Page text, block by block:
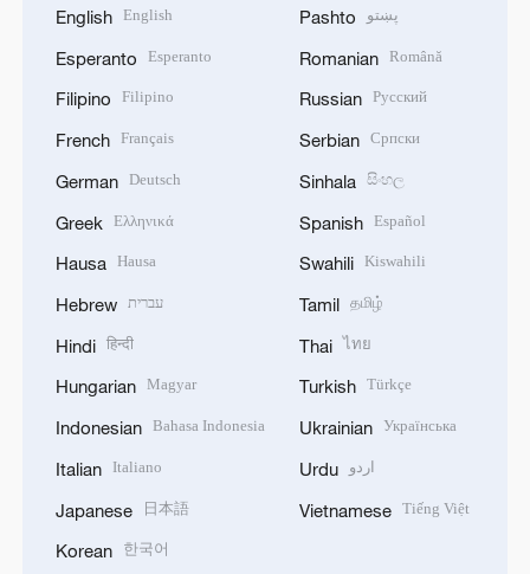
English English
Esperanto Esperanto
Filipino Filipino
French Français
German Deutsch
Greek Ελληνικά
Hausa Hausa
Hebrew עברית
Hindi हिन्दी
Hungarian Magyar
Indonesian Bahasa Indonesia
Italian Italiano
Japanese 日本語
Korean 한국어
Pashto پښتو
Romanian Română
Russian Русский
Serbian Српски
Sinhala සිංහල
Spanish Español
Swahili Kiswahili
Tamil தமிழ்
Thai ไทย
Turkish Türkçe
Ukrainian Українська
Urdu اردو
Vietnamese Tiếng Việt